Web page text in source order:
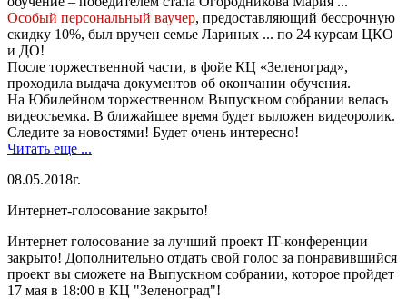
Особый персональный ваучер, предоставляющий бессрочную
скидку 10%, был вручен семье Лариных ... по 24 курсам ЦКО
и ДО!
После торжественной части, в фойе КЦ «Зеленоград»,
проходила выдача документов об окончании обучения.
На Юбилейном торжественном Выпускном собрании велась
видеосъемка. В ближайшее время будет выложен видеоролик.
Следите за новостями! Будет очень интересно!
Читать еще ...
08.05.2018г.
Интернет-голосование закрыто!
Интернет голосование за лучший проект IT-конференции
закрыто! Дополнительно отдать свой голос за понравившийся
проект вы сможете на Выпускном собрании, которое пройдет
17 мая в 18:00 в КЦ "Зеленоград"!